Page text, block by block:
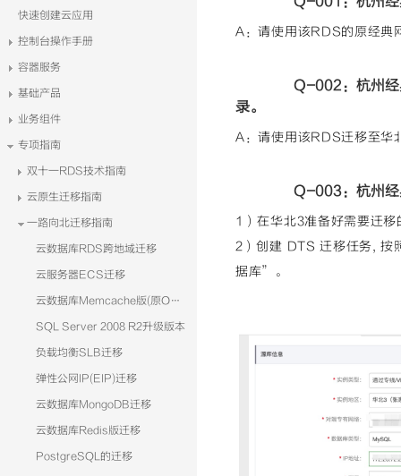
快速创建云应用
控制台操作手册
容器服务
基础产品
业务组件
专项指南
双十一RDS技术指南
云原生迁移指南
一路向北迁移指南
云数据库RDS跨地域迁移
云服务器ECS迁移
云数据库Memcache版(原OCS)迁移
SQL Server 2008 R2升级版本
负载均衡SLB迁移
弹性公网IP(EIP)迁移
云数据库MongoDB迁移
云数据库Redis版迁移
PostgreSQL的迁移
A：请使用该RDS的原经典
Q-002：杭州经
录。
A：请使用该RDS迁移至华
Q-003：杭州经
1）在华北3准备好需要迁移
2）创建 DTS 迁移任务, 按
据库”。